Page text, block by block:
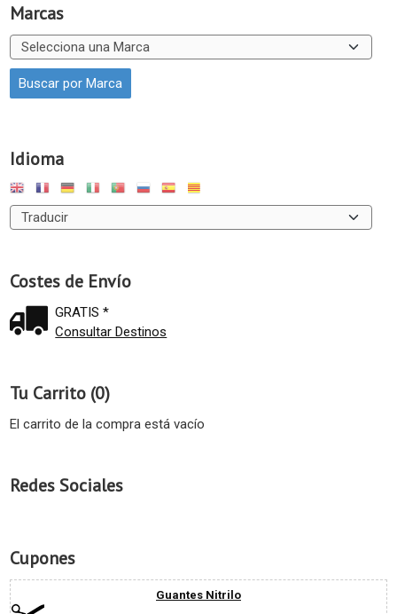
Marcas
Idioma
Costes de Envío
GRATIS *
Consultar Destinos
Tu Carrito (0)
El carrito de la compra está vacío
Redes Sociales
Cupones
Guantes Nitrilo